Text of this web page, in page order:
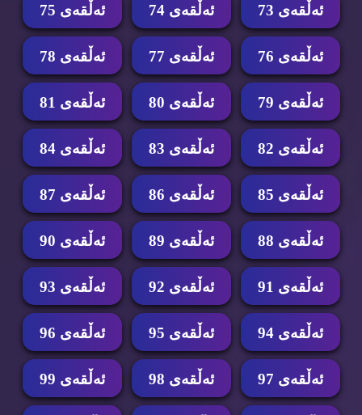
ئه‌ڵقه‌ی 73 ئه‌ڵقه‌ی 74 ئه‌ڵقه‌ی 75
ئه‌ڵقه‌ی 76 ئه‌ڵقه‌ی 77 ئه‌ڵقه‌ی 78
ئه‌ڵقه‌ی 79 ئه‌ڵقه‌ی 80 ئه‌ڵقه‌ی 81
ئه‌ڵقه‌ی 82 ئه‌ڵقه‌ی 83 ئه‌ڵقه‌ی 84
ئه‌ڵقه‌ی 85 ئه‌ڵقه‌ی 86 ئه‌ڵقه‌ی 87
ئه‌ڵقه‌ی 88 ئه‌ڵقه‌ی 89 ئه‌ڵقه‌ی 90
ئه‌ڵقه‌ی 91 ئه‌ڵقه‌ی 92 ئه‌ڵقه‌ی 93
ئه‌ڵقه‌ی 94 ئه‌ڵقه‌ی 95 ئه‌ڵقه‌ی 96
ئه‌ڵقه‌ی 97 ئه‌ڵقه‌ی 98 ئه‌ڵقه‌ی 99